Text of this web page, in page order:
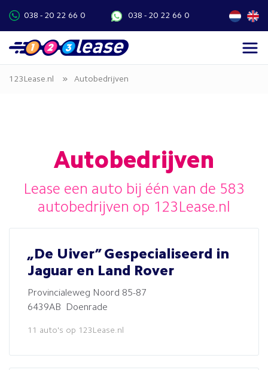
038 - 20 22 66 0 038 - 20 22 66 0
123Lease.nl » Autobedrijven
Autobedrijven
Lease een auto bij één van de 583
autobedrijven op 123Lease.nl
„De Uiver” Gespecialiseerd in
Jaguar en Land Rover
Provincialeweg Noord 85-87
6439AB Doenrade
11 auto's op 123Lease.nl